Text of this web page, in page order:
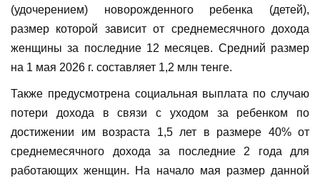
(удочерением) новорожденного ребенка (детей),
размер которой зависит от среднемесячного дохода
женщины за последние 12 месяцев. Средний размер
на 1 мая 2026 г. составляет 1,2 млн тенге.
Также предусмотрена социальная выплата по случаю
потери дохода в связи с уходом за ребенком по
достижении им возраста 1,5 лет в размере 40% от
среднемесячного дохода за последние 2 года для
работающих женщин. На начало мая размер данной